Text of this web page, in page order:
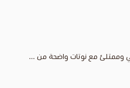
وممتلئ مع نوتات واضحة من ...